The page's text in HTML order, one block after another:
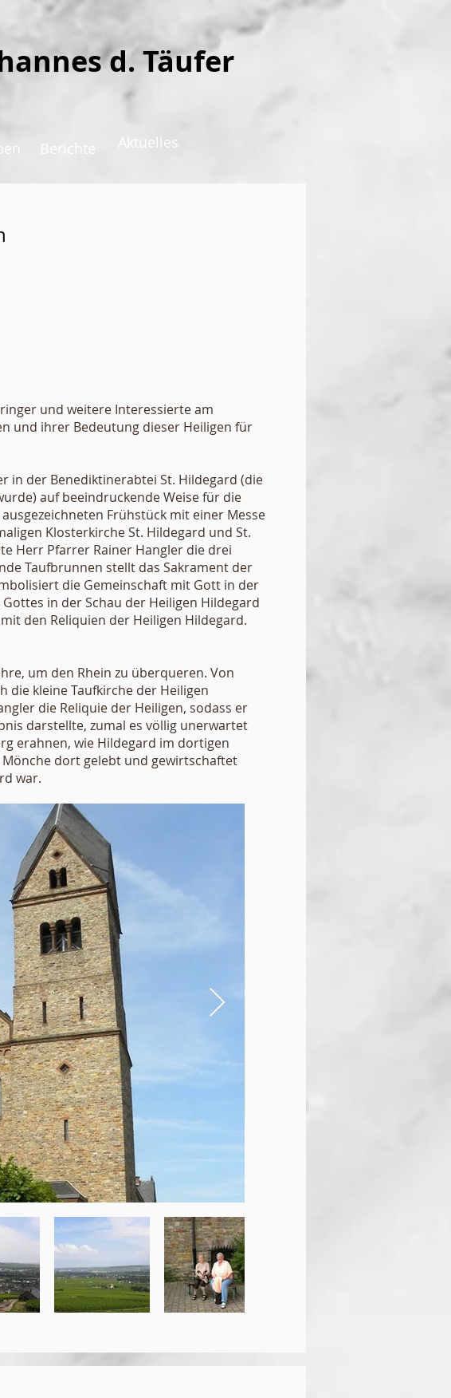
d. Täufer
Berichte Aktuelles
und weitere Interessierte am
und ihrer Bedeutung dieser Heiligen für
in der Benediktinerabtei St. Hildegard (die
auf beeindruckende Weise für die
Frühstück mit einer Messe
Klosterkirche St. Hildegard und St.
Herr Pfarrer Rainer Hangler die drei
Taufbrunnen stellt das Sakrament der
die Gemeinschaft mit Gott in der
in der Schau der Heiligen Hildegard
den Reliquien der Heiligen Hildegard.
um den Rhein zu überqueren. Von
die kleine Taufkirche der Heiligen
die Reliquie der Heiligen, sodass er
darstellte, zumal es völlig unerwartet
erahnen, wie Hildegard im dortigen
dort gelebt und gewirtschaftet
war.